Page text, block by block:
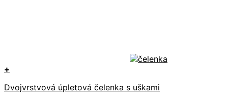
+
produkt
Dvojvrstvová úpletová čelenka s uškami